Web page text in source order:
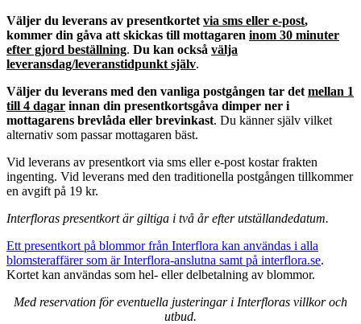
Väljer du leverans av presentkortet via sms eller e-post,
kommer din gåva att skickas till mottagaren inom 30 minuter
efter gjord beställning. Du kan också välja
leveransdag/leveranstidpunkt själv.
Väljer du leverans med den vanliga postgången tar det mellan 1
till 4 dagar innan din presentkortsgåva dimper ner i
mottagarens brevlåda eller brevinkast. Du känner själv vilket
alternativ som passar mottagaren bäst.
Vid leverans av presentkort via sms eller e-post kostar frakten
ingenting. Vid leverans med den traditionella postgången tillkommer
en avgift på 19 kr.
Interfloras presentkort är giltiga i två år efter utställandedatum.
Ett presentkort på blommor från Interflora kan användas i alla
blomsteraffärer som är Interflora-anslutna samt på interflora.se.
Kortet kan användas som hel- eller delbetalning av blommor.
Med reservation för eventuella justeringar i Interfloras villkor och
utbud.